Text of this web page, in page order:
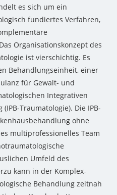
es sich um ein
fundiertes Verfahren,
Organisationskonzept des
ist vierschichtig. Es
Behandlungseinheit, einer
für Gewalt- und
Integrativen
Traumatologie). Die IPB-
ohne
multiprofessionelles Team
Umfeld des
kann in der Komplex-
Behandlung zeitnah